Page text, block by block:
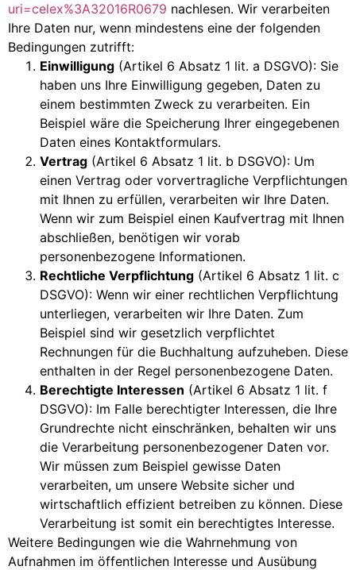
uri=celex%3A32016R0679 nachlesen. Wir verarbeiten
Ihre Daten nur, wenn mindestens eine der folgenden
Bedingungen zutrifft:
Einwilligung (Artikel 6 Absatz 1 lit. a DSGVO): Sie
haben uns Ihre Einwilligung gegeben, Daten zu
einem bestimmten Zweck zu verarbeiten. Ein
Beispiel wäre die Speicherung Ihrer eingegebenen
Daten eines Kontaktformulars.
Vertrag (Artikel 6 Absatz 1 lit. b DSGVO): Um
einen Vertrag oder vorvertragliche Verpflichtungen
mit Ihnen zu erfüllen, verarbeiten wir Ihre Daten.
Wenn wir zum Beispiel einen Kaufvertrag mit Ihnen
abschließen, benötigen wir vorab
personenbezogene Informationen.
Rechtliche Verpflichtung (Artikel 6 Absatz 1 lit. c
DSGVO): Wenn wir einer rechtlichen Verpflichtung
unterliegen, verarbeiten wir Ihre Daten. Zum
Beispiel sind wir gesetzlich verpflichtet
Rechnungen für die Buchhaltung aufzuheben. Diese
enthalten in der Regel personenbezogene Daten.
Berechtigte Interessen (Artikel 6 Absatz 1 lit. f
DSGVO): Im Falle berechtigter Interessen, die Ihre
Grundrechte nicht einschränken, behalten wir uns
die Verarbeitung personenbezogener Daten vor.
Wir müssen zum Beispiel gewisse Daten
verarbeiten, um unsere Website sicher und
wirtschaftlich effizient betreiben zu können. Diese
Verarbeitung ist somit ein berechtigtes Interesse.
Weitere Bedingungen wie die Wahrnehmung von
Aufnahmen im öffentlichen Interesse und Ausübung